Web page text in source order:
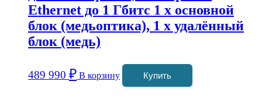
Ethernet до 1 Гбитс 1 x основной
блок (медьоптика), 1 x удалённый
блок (медь)
489 990 ₽ В корзину Купить